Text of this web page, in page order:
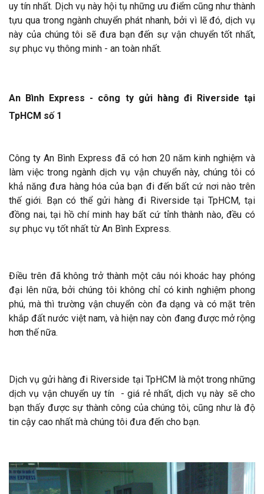
uy tín nhất. Dịch vụ này hội tụ những ưu điểm cũng như thành
tựu qua trong ngành chuyển phát nhanh, bởi vì lẽ đó, dịch vụ
này của chúng tôi sẽ đưa bạn đến sự vận chuyển tốt nhất,
sự phục vụ thông minh - an toàn nhất.
An Bình Express - công ty gửi hàng đi Riverside tại
TpHCM số 1
Công ty An Bình Express đã có hơn 20 năm kinh nghiệm và
làm việc trong ngành dịch vụ vận chuyển này, chúng tôi có
khả năng đưa hàng hóa của bạn đi đến bất cứ nơi nào trên
thế giới. Bạn có thể gửi hàng đi Riverside tại TpHCM, tại
đồng nai, tại hồ chí minh hay bất cứ tỉnh thành nào, đều có
sự phục vụ tốt nhất từ An Bình Express.
Điều trên đã không trở thành một câu nói khoác hay phóng
đại lên nữa, bởi chúng tôi không chỉ có kinh nghiệm phong
phú, mà thì trường vận chuyển còn đa dạng và có mặt trên
khắp đất nước việt nam, và hiện nay còn đang được mở rộng
hơn thế nữa.
Dịch vụ gửi hàng đi Riverside tại TpHCM là một trong những
dịch vụ vận chuyển uy tín - giá rẻ nhất, dịch vụ này sẽ cho
bạn thấy được sự thành công của chúng tôi, cũng như là độ
tin cậy cao nhất mà chúng tôi đưa đến cho bạn.